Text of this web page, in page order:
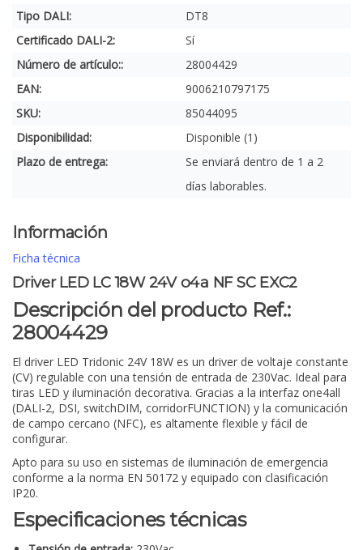
Tipo DALI:
DT8
Certificado DALI-2:
Sí
Número de artículo::
28004429
EAN:
9006210797175
SKU:
85044095
Disponibilidad:
Disponible (1)
Plazo de entrega:
Se enviará dentro de 1 a 2
días laborables.
Información
Ficha técnica
Driver LED LC 18W 24V o4a NF SC EXC2
Descripción del producto Ref.:
28004429
El driver LED Tridonic 24V 18W es un driver de voltaje constante
(CV) regulable con una tensión de entrada de 230Vac. Ideal para
tiras LED y iluminación decorativa. Gracias a la interfaz one4all
(DALI-2, DSI, switchDIM, corridorFUNCTION) y la comunicación
de campo cercano (NFC), es altamente flexible y fácil de
configurar.
Apto para su uso en sistemas de iluminación de emergencia
conforme a la norma EN 50172 y equipado con clasificación
IP20.
Especificaciones técnicas